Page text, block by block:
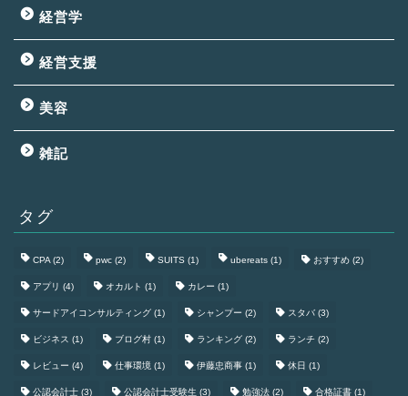
経営学
経営支援
美容
雑記
タグ
CPA(2) pwc (2) SUITS (1) ubereats (1) おすすめ (2)
アプリ (4) オカルト (1) カレー (1)
サードアイコンサルティング (1) シャンプー (2) スタバ (3)
ビジネス (1) ブログ村 (1) ランキング (2) ランチ (2)
レビュー (4) 仕事環境 (1) 伊藤忠商事 (1) 休日 (1)
公認会計士 (3) 公認会計士受験生 (3) 勉強法 (2) 合格証書 (1)